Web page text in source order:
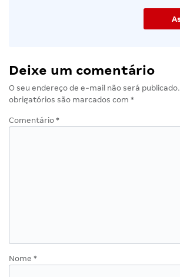
Deixe um comentário
O seu endereço de e-mail não será publicado.
obrigatórios são marcados com *
Comentário *
Nome *